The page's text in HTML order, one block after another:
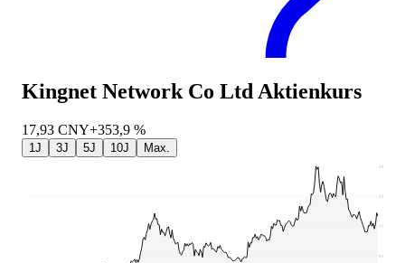
Kingnet Network Co Ltd Aktienkurs
17,93 CNY+353,9 %
1J 3J 5J 10J Max.
9,88
15,94
22
28,06